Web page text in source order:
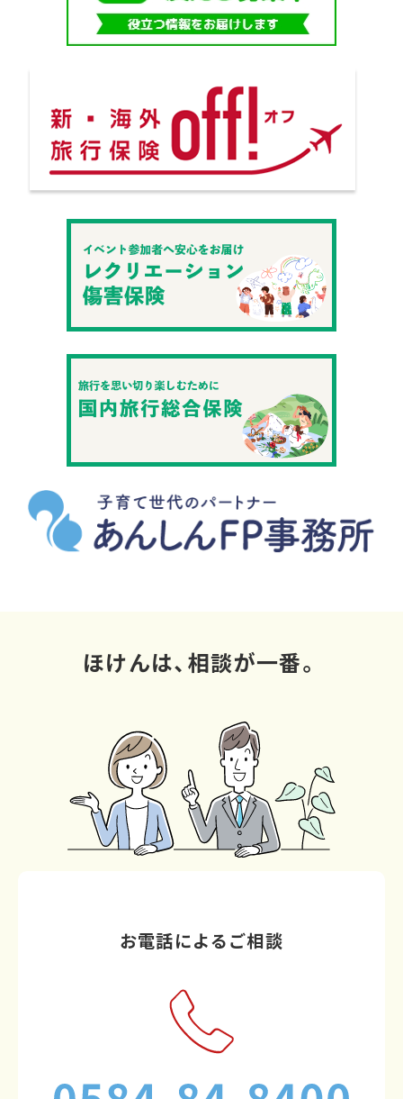
ほけんは、相談が一番。
お電話によるご相談